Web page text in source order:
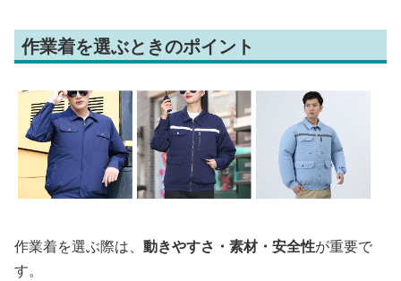
作業着を選ぶときのポイント
作業着を選ぶ際は、 動きやすさ・素材・安全性が重要で
す。